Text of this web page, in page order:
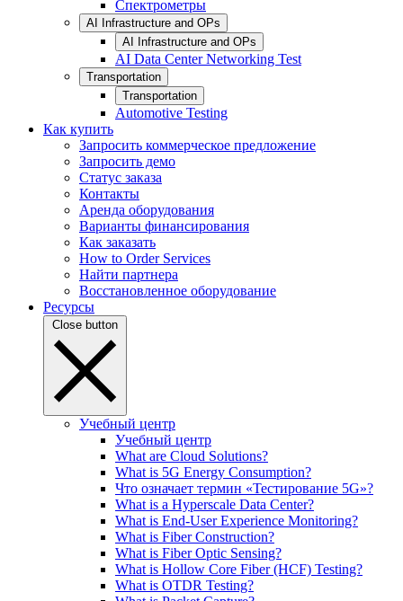
Спектрометры
AI Infrastructure and OPs
AI Infrastructure and OPs
AI Data Center Networking Test
Transportation
Transportation
Automotive Testing
Как купить
Запросить коммерческое предложение
Запросить демо
Статус заказа
Контакты
Аренда оборудования
Варианты финансирования
Как заказать
How to Order Services
Найти партнера
Восстановленное оборудование
Ресурсы
Close button
Учебный центр
Учебный центр
What are Cloud Solutions?
What is 5G Energy Consumption?
Что означает термин «Тестирование 5G»?
What is a Hyperscale Data Center?
What is End-User Experience Monitoring?
What is Fiber Construction?
What is Fiber Optic Sensing?
What is Hollow Core Fiber (HCF) Testing?
What is OTDR Testing?